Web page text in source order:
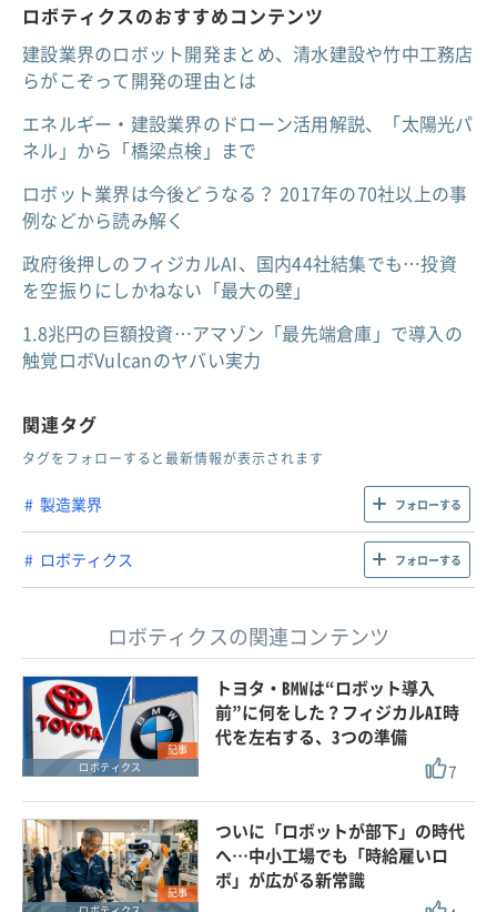
ロボティクスのおすすめコンテンツ
建設業界のロボット開発まとめ、清水建設や竹中工務店
らがこぞって開発の理由とは
エネルギー・建設業界のドローン活用解説、「太陽光パ
ネル」から「橋梁点検」まで
ロボット業界は今後どうなる？ 2017年の70社以上の事
例などから読み解く
政府後押しのフィジカルAI、国内44社結集でも…投資
を空振りにしかねない「最大の壁」
1.8兆円の巨額投資…アマゾン「最先端倉庫」で導入の
触覚ロボVulcanのヤバい実力
関連タグ
タグをフォローすると最新情報が表示されます
製造業界 フォローする
ロボティクス フォローする
ロボティクスの関連コンテンツ
記事
ロボティクス
トヨタ・BMWは“ロボット導入
前”に何をした？フィジカルAI時
代を左右する、3つの準備
7
記事
ついに「ロボットが部下」の時代
へ…中小工場でも「時給雇いロ
ボ」が広がる新常識